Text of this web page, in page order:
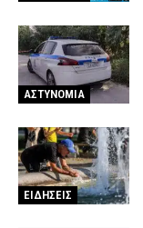
ΑΣΤΥΝΟΜΙΑ
ΕΙΔΗΣΕΙΣ